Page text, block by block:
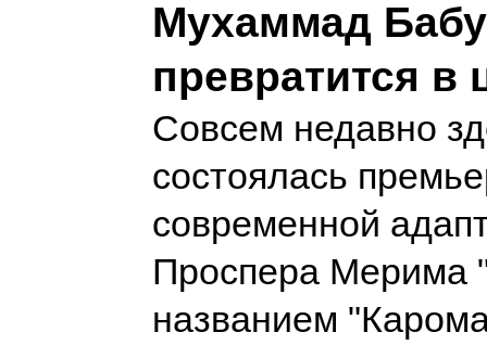
Мухаммад
превратится в
Совсем недавно
состоялась
современной
Проспера Мерима
названием